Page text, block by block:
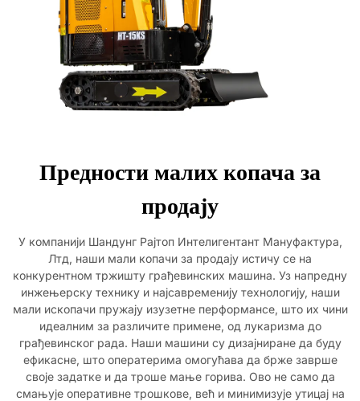
Предности малих копача за
продају
У компанији Шандунг Рајтоп Интелигентант Мануфактура,
Лтд, наши мали копачи за продају истичу се на
конкурентном тржишту грађевинских машина. Уз напредну
инжењерску технику и најсавременију технологију, наши
мали ископачи пружају изузетне перформансе, што их чини
идеалним за различите примене, од лукаризма до
грађевинског рада. Наши машини су дизајниране да буду
ефикасне, што оператерима омогућава да брже заврше
своје задатке и да троше мање горива. Ово не само да
смањује оперативне трошкове, већ и минимизује утицај на